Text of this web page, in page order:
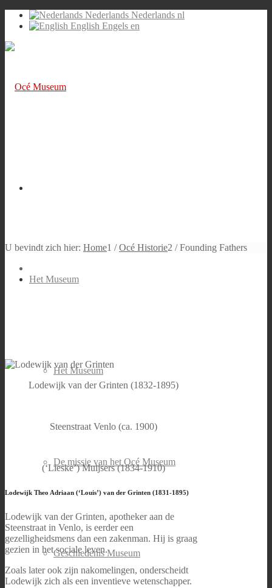
Nederlands Nederlands nl
English Engels en
Het Museum
Het Museum
De missie van het Océ Museum
Geschiedenis Museum
U bevindt zich hier: Home1 / Océ Historie2 / Founding Fathers
Lodewijk van der Grinten (1832-1895)
Steenstraat Venlo (ca. 1900)
(‘Lieske’) Muijsers (1834-1910)
Lodewijk Theo Adriaan (‘Louis’) van der Grinten (1831-1895)
Lodewijk van der Grinten, apotheker aan de
Steenstraat in Venlo, is eerder een
gezelligheidsmens dan een zakenman. Hij is graag
gezien in het sociale leven.
Zoals later ook zijn nakomelingen, onderscheidt
Lodewijk zich als een inventieve wetenschapper.